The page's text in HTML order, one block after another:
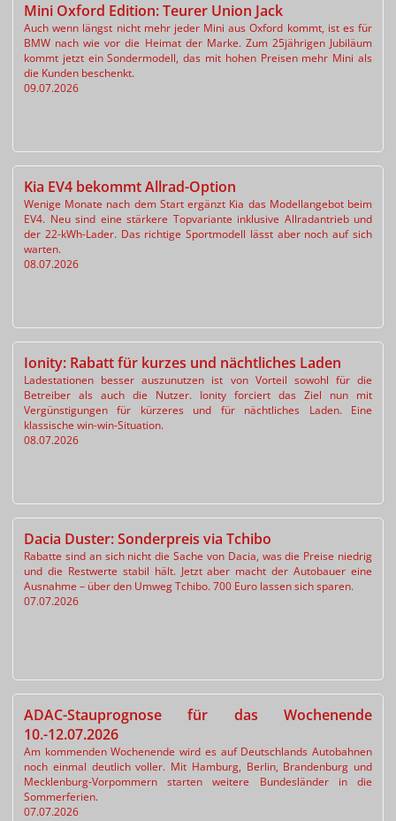
Mini Oxford Edition: Teurer Union Jack
Auch wenn längst nicht mehr jeder Mini aus Oxford kommt, ist es für
BMW nach wie vor die Heimat der Marke. Zum 25jährigen Jubiläum
kommt jetzt ein Sondermodell, das mit hohen Preisen mehr Mini als
die Kunden beschenkt.
09.07.2026
Kia EV4 bekommt Allrad-Option
Wenige Monate nach dem Start ergänzt Kia das Modellangebot beim
EV4. Neu sind eine stärkere Topvariante inklusive Allradantrieb und
der 22-kWh-Lader. Das richtige Sportmodell lässt aber noch auf sich
warten.
08.07.2026
Ionity: Rabatt für kurzes und nächtliches Laden
Ladestationen besser auszunutzen ist von Vorteil sowohl für die
Betreiber als auch die Nutzer. Ionity forciert das Ziel nun mit
Vergünstigungen für kürzeres und für nächtliches Laden. Eine
klassische win-win-Situation.
08.07.2026
Dacia Duster: Sonderpreis via Tchibo
Rabatte sind an sich nicht die Sache von Dacia, was die Preise niedrig
und die Restwerte stabil hält. Jetzt aber macht der Autobauer eine
Ausnahme – über den Umweg Tchibo. 700 Euro lassen sich sparen.
07.07.2026
ADAC-Stauprognose für das Wochenende
10.-12.07.2026
Am kommenden Wochenende wird es auf Deutschlands Autobahnen
noch einmal deutlich voller. Mit Hamburg, Berlin, Brandenburg und
Mecklenburg-Vorpommern starten weitere Bundesländer in die
Sommerferien.
07.07.2026